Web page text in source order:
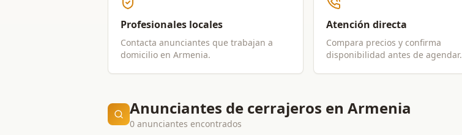
Profesionales locales
Contacta anunciantes que trabajan a
domicilio en Armenia.
Atención directa
Compara precios y confirma
disponibilidad antes de agendar.
Anunciantes de cerrajeros en Armenia
0 anunciantes encontrados